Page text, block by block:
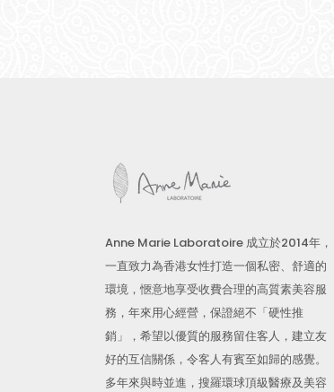
Anne Marie Laboratoire 成立於2014年，
一直致力為香港女性打造一個私密、舒適的
環境，愜意地享受收費合理的高質素美容服
務，年來用心經營，保證絕不「硬性推
銷」，希望以優質的服務留住客人，建立友
好的互信關係，令客人有賓至如歸的感覺。
多年來與時並進，搜羅環球頂級醫療及美容